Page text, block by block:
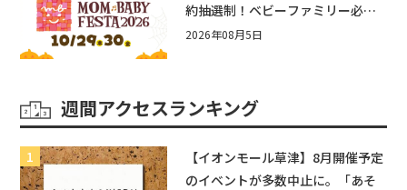
約抽選制！ベビーファミリー必見
☆入場無料☆10/29(木)30(金)ママ
2026年08月5日
週間アクセスランキング
【イオンモール草津】8月開催予定
のイベントが多数中止に。「あそ